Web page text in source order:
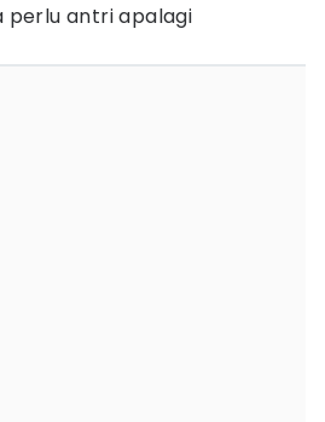
perlu antri apalagi